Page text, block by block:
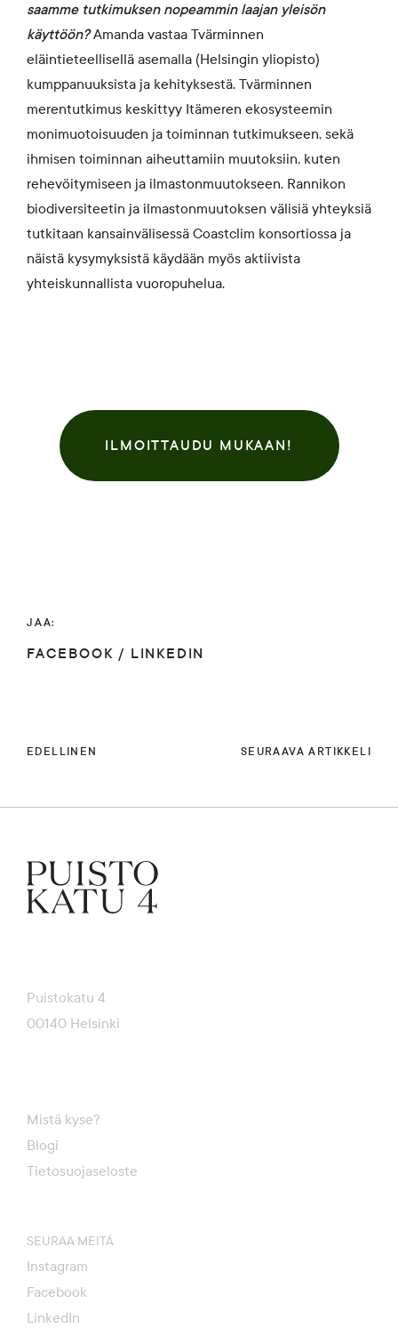
saamme tutkimuksen nopeammin laajan yleisön
käyttöön?Amanda vastaa Tvärminnen
eläintieteellisellä asemalla (Helsingin yliopisto)
kumppanuuksista ja kehityksestä. Tvärminnen
merentutkimus keskittyy Itämeren ekosysteemin
monimuotoisuuden ja toiminnan tutkimukseen, sekä
ihmisen toiminnan aiheuttamiin muutoksiin, kuten
rehevöitymiseen ja ilmastonmuutokseen. Rannikon
biodiversiteetin ja ilmastonmuutoksen välisiä yhteyksiä
tutkitaan kansainvälisessä Coastclim konsortiossa ja
näistä kysymyksistä käydään myös aktiivista
yhteiskunnallista vuoropuhelua.
ILMOITTAUDU MUKAAN!
JAA:
FACEBOOK / LINKEDIN
EDELLINEN SEURAAVA ARTIKKELI
Puistokatu 4
00140 Helsinki
Mistä kyse?
Blogi
Tietosuojaseloste
SEURAA MEITÄ
Instagram
Facebook
LinkedIn